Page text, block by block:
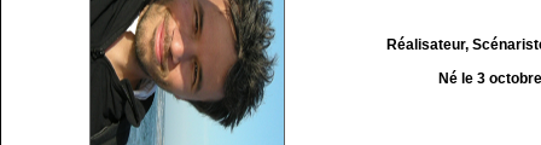
Réalisateur,
Né le 3